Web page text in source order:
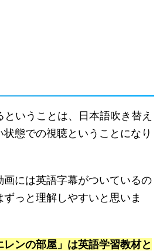
いうことは、日本語吹き替え
態での視聴ということになり
画には英語字幕がついているの
っと理解しやすいと思いま
レンの部屋」は英語学習教材と